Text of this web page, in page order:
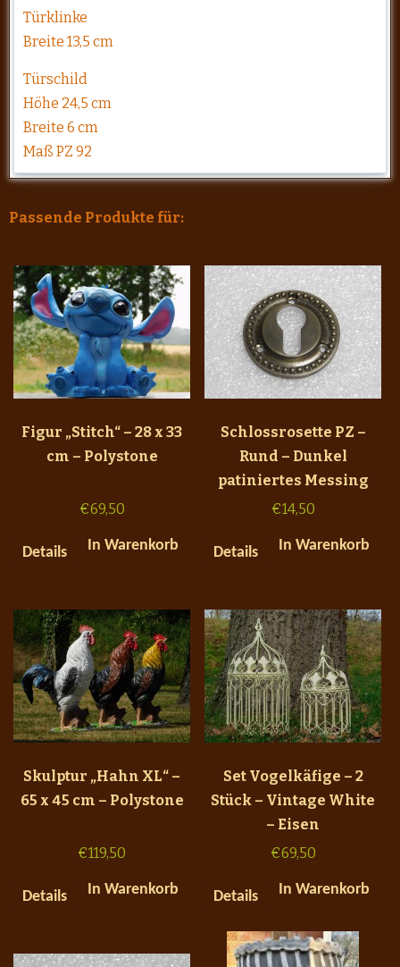
Türklinke
Breite 13,5 cm
Türschild
Höhe 24,5 cm
Breite 6 cm
Maß PZ 92
Passende Produkte für:
Figur „Stitch“ – 28 x 33
cm – Polystone
€69,50
Details In Warenkorb
Schlossrosette PZ –
Rund – Dunkel
patiniertes Messing
€14,50
Details In Warenkorb
Skulptur „Hahn XL“ –
65 x 45 cm – Polystone
€119,50
Details In Warenkorb
Set Vogelkäfige – 2
Stück – Vintage White
– Eisen
€69,50
Details In Warenkorb